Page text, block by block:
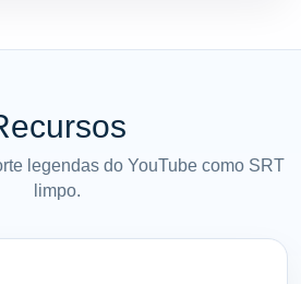
legendas do YouTube como SRT
limpo.